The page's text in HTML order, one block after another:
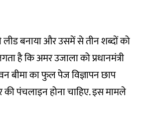
लीड बनाया और उसमें से तीन शब्‍दों को
है कि अमर उजाला को प्रधानमंत्री
बीमा का फुल पेज विज्ञापन छाप
की पंचलाइन होना चाहिए. इस मामले